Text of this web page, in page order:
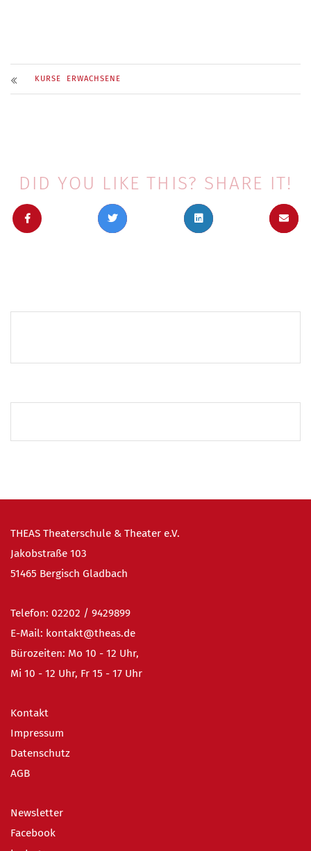
KURSE ERWACHSENE
DID YOU LIKE THIS? SHARE IT!
THEAS Theaterschule & Theater e.V.
Jakobstraße 103
51465 Bergisch Gladbach
Telefon: 02202 / 9429899
E-Mail: kontakt@theas.de
Bürozeiten: Mo 10 - 12 Uhr,
Mi 10 - 12 Uhr, Fr 15 - 17 Uhr
Kontakt
Impressum
Datenschutz
AGB
Newsletter
Facebook